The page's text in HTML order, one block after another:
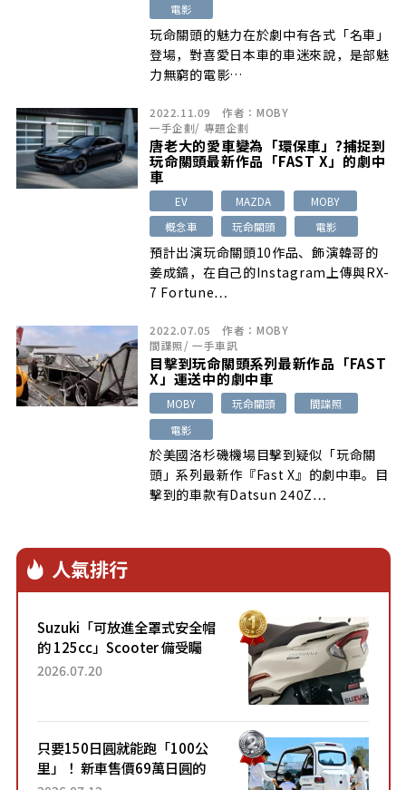
電影
玩命關頭的魅力在於劇中有各式「名車」
登場，對喜愛日本車的車迷來說，是部魅
力無窮的電影…
2022.11.09 作者： MOBY
一手企劃/ 專題企劃
唐老大的愛車變為「環保車」?捕捉到
玩命關頭最新作品「FAST X」的劇中
車
EV MAZDA
MOBY
概念車
玩命關頭 電影
預計出演玩命關頭10作品、飾演韓哥的
姜成鎬，在自己的Instagram上傳與RX-
7 Fortune…
2022.07.05 作者： MOBY
間諜照/ 一手車訊
目擊到玩命關頭系列最新作品「FAST
X」運送中的劇中車
MOBY 玩命關頭
間諜照
電影
於美國洛杉磯機場目擊到疑似「玩命關
頭」系列最新作『Fast X』的劇中車。目
擊到的車款有Datsun 240Z…
人氣排行
Suzuki「可放進全罩式安全帽
的 125cc」Scooter 備受矚
目！採用全新流線設計與各項
2026.07.20
只要150日圓就能跑「100公
里」！ 新車售價69萬日圓的